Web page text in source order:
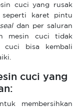
cuci yang rusak
seperti karet pintu
seal dan per saluran
mesin cuci tidak
cuci bisa kembali
cuci yang
membersihkan